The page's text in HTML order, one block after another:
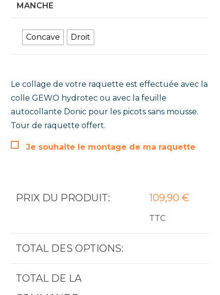
MANCHE
Concave Droit
Le collage de votre raquette est effectuée avec la
colle GEWO hydrotec ou avec la feuille
autocollante Donic pour les picots sans mousse.
Tour de raquette offert.
Je souhaite le montage de ma raquette
PRIX DU PRODUIT: 109,90€
TTC
TOTAL DES OPTIONS:
TOTAL DE LA